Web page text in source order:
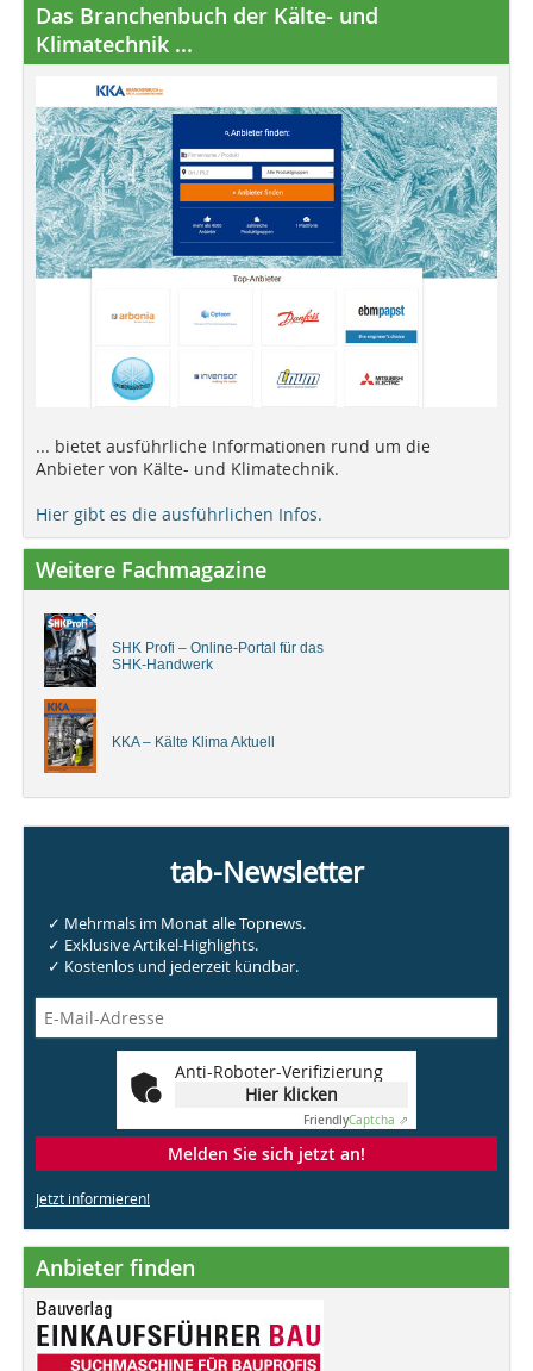
Das Branchenbuch der Kälte- und
Klimatechnik ...
... bietet ausführliche Informationen rund um die
Anbieter von Kälte- und Klimatechnik.
Hier gibt es die ausführlichen Infos.
Weitere Fachmagazine
SHK Profi – Online-Portal für das
SHK-Handwerk
KKA – Kälte Klima Aktuell
tab-Newsletter
✓ Mehrmals im Monat alle Topnews.
✓ Exklusive Artikel-Highlights.
✓ Kostenlos und jederzeit kündbar.
Anti-Roboter-Verifizierung
Hier klicken
FriendlyCaptcha ⇗
Melden Sie sich jetzt an!
Jetzt informieren!
Anbieter finden